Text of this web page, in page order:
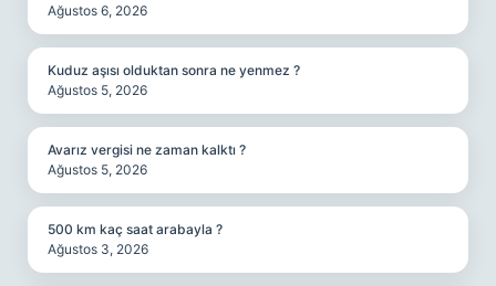
Ağustos 6, 2026
Kuduz aşısı olduktan sonra ne yenmez ?
Ağustos 5, 2026
Avarız vergisi ne zaman kalktı ?
Ağustos 5, 2026
500 km kaç saat arabayla ?
Ağustos 3, 2026